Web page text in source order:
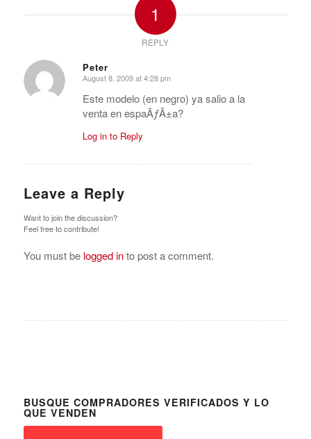
1
REPLY
Peter
says:
August 8, 2009 at 4:28 pm
Este modelo (en negro) ya salio a la
venta en espaÃƒÂ±a?
Log in to Reply
Leave a Reply
Want to join the discussion?
Feel free to contribute!
You must be logged into post a comment.
BUSQUE COMPRADORES VERIFICADOS Y LO
QUE VENDEN